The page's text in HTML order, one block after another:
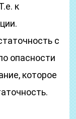
к
с
опасности
которое